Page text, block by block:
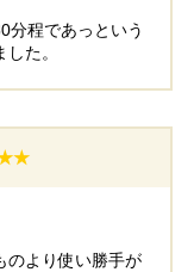
分程であっという
た。
のより使い勝手が